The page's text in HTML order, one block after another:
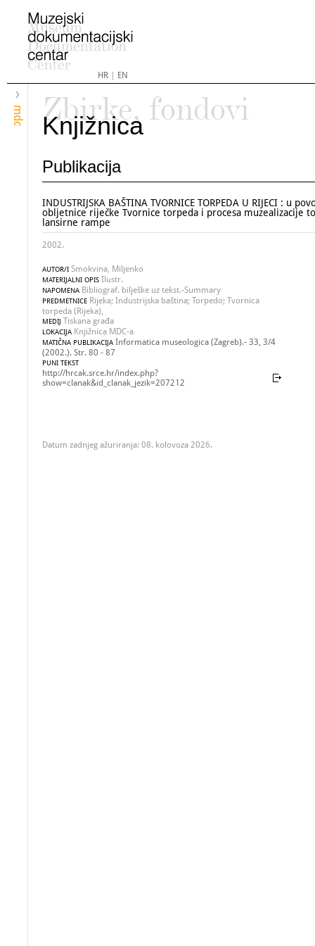
HR| EN
mdc
Zbirke, fondovi
Knjižnica
Publikacija
INDUSTRIJSKA BAŠTINA TVORNICE TORPEDA U RIJECI : u
obljetnice riječke Tvornice torpeda i procesa muzealizacije
lansirne rampe
2002.
AUTOR/I Smokvina, Miljenko
MATERIJALNI OPIS Ilustr.
NAPOMENA Bibliograf. bilješke uz tekst.-Summary
PREDMETNICE Rijeka; Industrijska baština; Torpedo; Tvornica
torpeda (Rijeka),
MEDIJ Tiskana građa
LOKACIJA Knjižnica MDC-a
MATIČNA PUBLIKACIJA Informatica museologica (Zagreb).- 33, 3/4
(2002.). Str. 80 - 87
PUNI TEKST
http://hrcak.srce.hr/index.php?
show=clanak&id_clanak_jezik=207212
Datum zadnjeg ažuriranja: 08. kolovoza 2026.